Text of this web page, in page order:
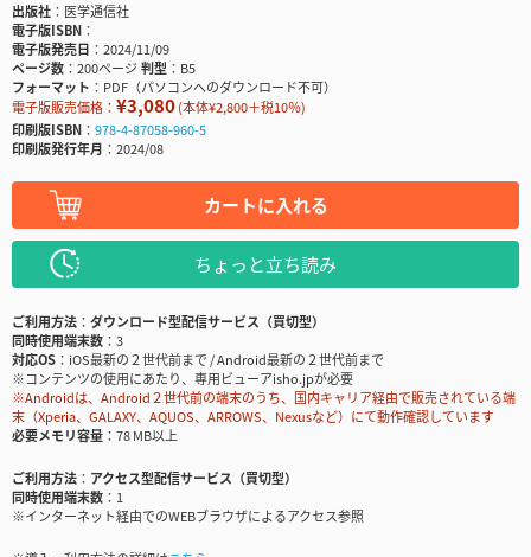
出版社
医学通信社
電子版ISBN
電子版発売日
2024/11/09
ページ数
200ページ判型
B5
フォーマット
PDF（パソコンへのダウンロード不可）
電子版販売価格： ¥3,080(本体¥2,800＋税10％)
印刷版ISBN
978-4-87058-960-5
印刷版発行年月
2024/08
カートに入れる
ちょっと立ち読み
ご利用方法
ダウンロード型配信サービス（買切型）
同時使用端末数
3
対応OS
iOS最新の２世代前まで / Android最新の２世代前まで
※コンテンツの使用にあたり、専用ビューアisho.jpが必要
※Androidは、Android２世代前の端末のうち、国内キャリア経由で販売されている端
末（Xperia、GALAXY、AQUOS、ARROWS、Nexusなど）にて動作確認しています
必要メモリ容量
78 MB以上
ご利用方法
アクセス型配信サービス（買切型）
同時使用端末数
1
※インターネット経由でのWEBブラウザによるアクセス参照